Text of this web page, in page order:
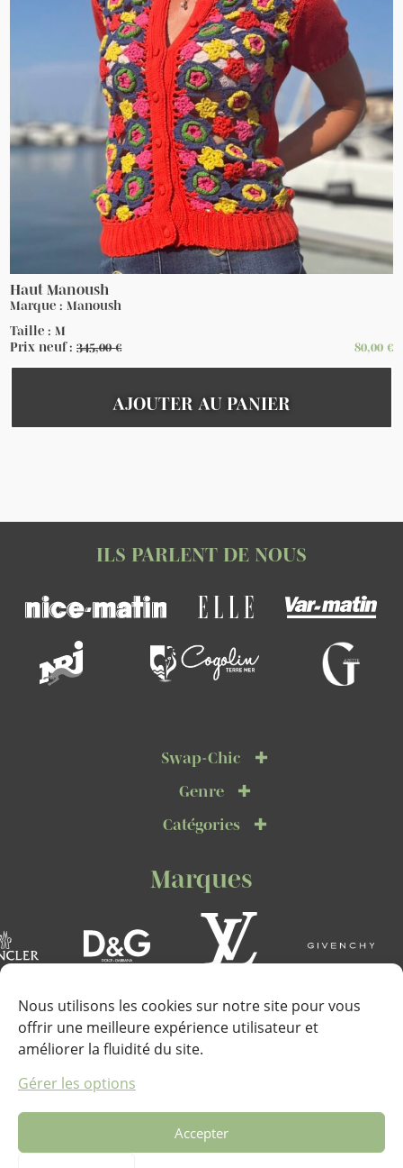
Nous utilisons les cookies sur notre site pour vous
offrir une meilleure expérience utilisateur et
améliorer la fluidité du site.
Gérer les options
Accepter
Haut Manoush
Marque : Manoush
Taille : M
Prix neuf :345,00€ 80,00 €
AJOUTER AU PANIER
ILS PARLENT DE NOUS
Swap-Chic
Genre
Catégories
Marques
Adresse :
Marines de Cogolin, Quai de la Galiote, 83310 Cogolin